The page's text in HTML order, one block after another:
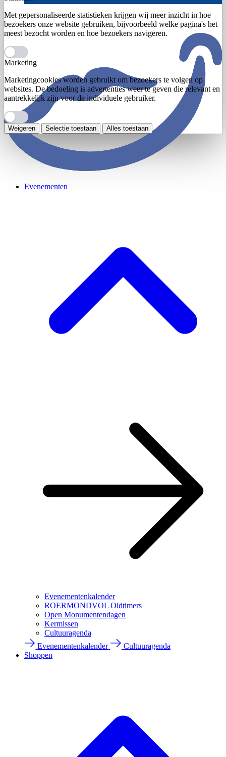
Evenementen
Evenementenkalender
ROERMONDVOL Oldtimers
Open Monumentendagen
Kermissen
Cultuuragenda
Evenementenkalender
Cultuuragenda
Shoppen
Met gepersonaliseerde statistieken krijgen wij meer inzicht in hoe
bezoekers onze website gebruiken, bijvoorbeeld welke pagina's het
meest bezocht worden en hoe bezoekers navigeren.
Marketing
Marketingcookies worden gebruikt om bezoekers te volgen op
websites. De bedoeling is advertenties weer te geven die relevant en
aantrekkelijk zijn voor de individuele gebruiker.
Weigeren Selectie toestaan Alles toestaan